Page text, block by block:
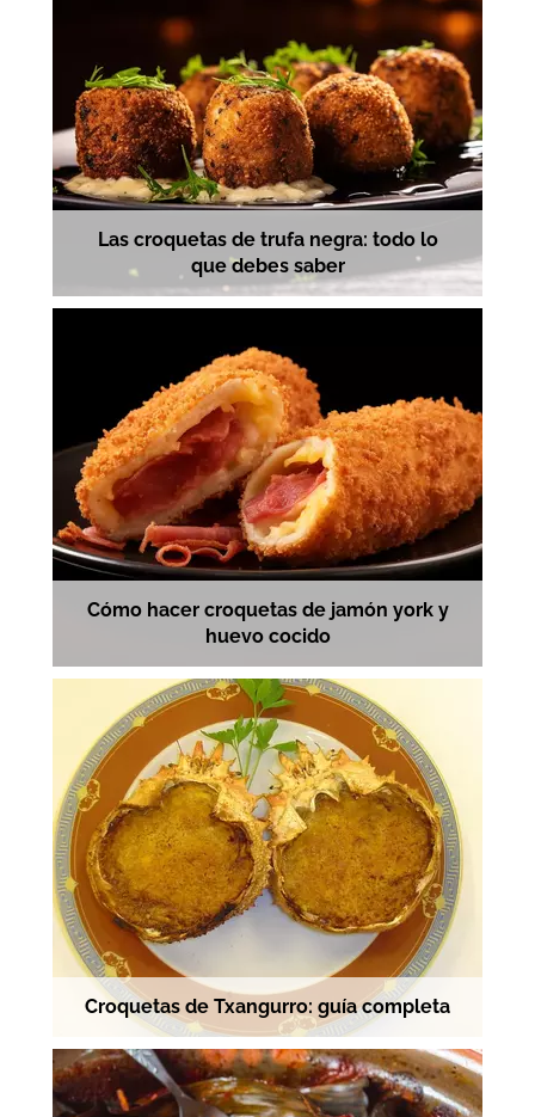
Las croquetas de trufa negra: todo lo
que debes saber
Cómo hacer croquetas de jamón york y
huevo cocido
Croquetas de Txangurro: guía completa